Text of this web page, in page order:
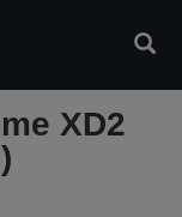
XD2